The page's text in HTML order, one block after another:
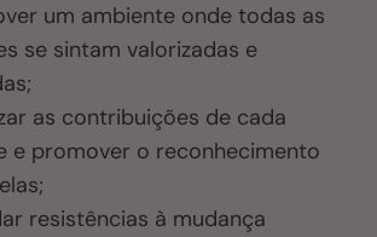
um ambiente onde todas as
se sintam valorizadas e
as contribuições de cada
e promover o reconhecimento
resistências à mudança